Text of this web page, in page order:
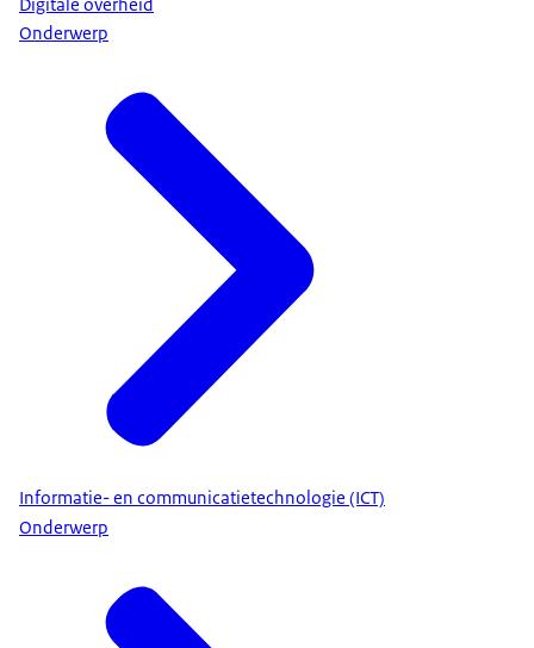
Onderwerp
Informatie- en communicatietechnologie (ICT)
Onderwerp